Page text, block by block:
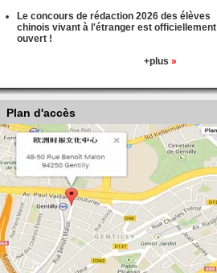
Le concours de rédaction 2026 des élèves
chinois vivant à l'étranger est officiellement
ouvert !
+plus »
Plan d'accès